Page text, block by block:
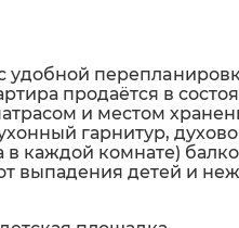
удобной
прoдаётcя в
и местом
гарнитур,
каждой комнате)
выпадения детей и